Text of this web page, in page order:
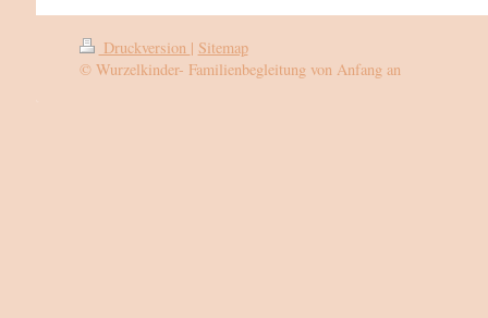
Druckversion | Sitemap
© Wurzelkinder- Familienbegleitung von Anfang an